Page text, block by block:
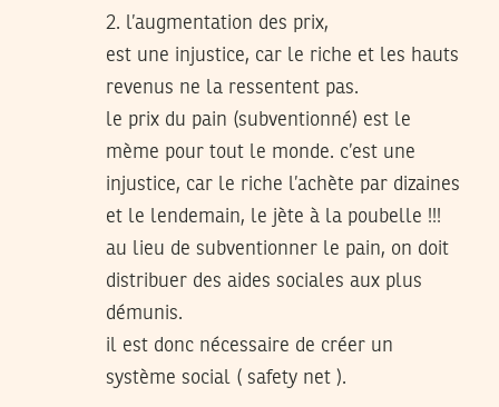
2. l’augmentation des prix,
est une injustice, car le riche et les hauts
revenus ne la ressentent pas.
le prix du pain (subventionné) est le
mème pour tout le monde. c’est une
injustice, car le riche l’achète par dizaines
et le lendemain, le jète à la poubelle !!!
au lieu de subventionner le pain, on doit
distribuer des aides sociales aux plus
démunis.
il est donc nécessaire de créer un
système social ( safety net ).